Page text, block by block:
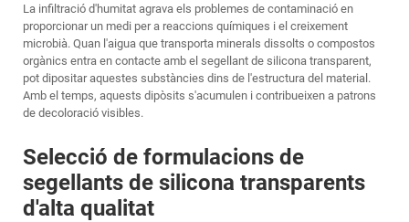
La infiltració d'humitat agrava els problemes de contaminació en
proporcionar un medi per a reaccions químiques i el creixement
microbià. Quan l'aigua que transporta minerals dissolts o compostos
orgànics entra en contacte amb el segellant de silicona transparent,
pot dipositar aquestes substàncies dins de l'estructura del material.
Amb el temps, aquests dipòsits s'acumulen i contribueixen a patrons
de decoloració visibles.
Selecció de formulacions de
segellants de silicona transparents
d'alta qualitat